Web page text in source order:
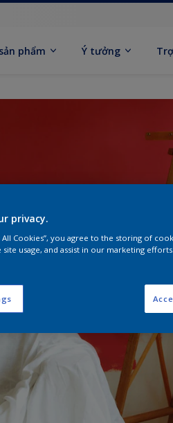
phẩm Ý tưởng
privacy.
All Cookies”, you agree to the storing of
site usage, and assist in our marketing efforts.